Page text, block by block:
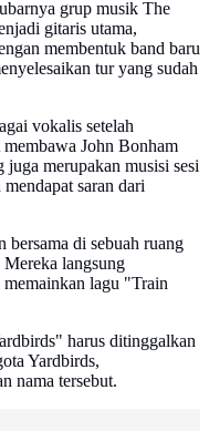
grup musik The
gitaris utama,
membentuk band baru
tur yang sudah
vokalis setelah
John Bonham
juga merupakan musisi sesi
saran dari
di sebuah ruang
langsung
lagu "Train
harus ditinggalkan
Yardbirds,
nama tersebut.